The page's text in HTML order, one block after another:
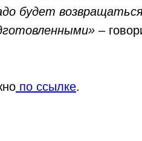
будет
–
по ссылке.